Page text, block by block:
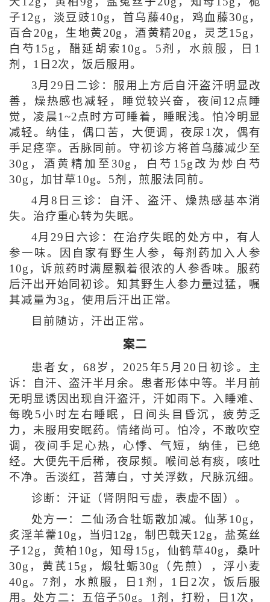
子12g，淡豆豉10g，首乌藤40g，鸡血藤30g，
百合20g，生地黄20g，酒黄精20g，灵芝15g，
白芍15g，醋延胡索10g。5剂，水煎服，日1
剂，1日2次，饭后服用。
3月29日二诊：服用上方后自汗盗汗明显改
善，燥热感也减轻，睡觉较兴奋，夜间12点睡
觉，凌晨1~2点时方可睡着，睡眠浅。怕冷明显
减轻。纳佳，偶口苦，大便调，夜尿1次，偶有
手足痉挛。舌脉同前。守初诊方将首乌藤减少至
30g，酒黄精加至30g，白芍15g改为炒白芍
30g，加甘草10g。5剂，煎服法同前。
4月8日三诊：自汗、盗汗、燥热感基本消
失。治疗重心转为失眠。
4月29日六诊：在治疗失眠的处方中，有人
参一味。因自家有野生人参，每剂药加入人参
10g，诉煎药时满屋飘着很浓的人参香味。服药
后汗出开始同初诊。知其野生人参力量过猛，嘱
其减量为3g，使用后汗出正常。
目前随访，汗出正常。
案二
患者女，68岁，2025年5月20日初诊。主
诉：自汗、盗汗半月余。患者形体中等。半月前
无明显诱因出现自汗盗汗，汗如雨下。入睡难、
每晚5小时左右睡眠，日间头目昏沉，疲劳乏
力，未服用安眠药。情绪尚可。怕冷，不敢吹空
调，夜间手足心热，心悸、气短，纳佳，已绝
经。大便先干后稀，夜尿频。喉间总有痰，咳吐
不净。舌淡红，苔薄白，寸关浮数，尺脉沉细。
诊断：汗证（肾阴阳亏虚，表虚不固）。
处方一：二仙汤合牡蛎散加减。仙茅10g，
炙淫羊藿10g，当归12g，制巴戟天12g，盐菟丝
子12g，黄柏10g，知母15g，仙鹤草40g，桑叶
30g，黄芪15g，煅牡蛎30g（先煎），浮小麦
40g。7剂，水煎服，日1剂，1日2次，饭后服
用。处方二：五倍子50g。1剂，打粉，日1次，